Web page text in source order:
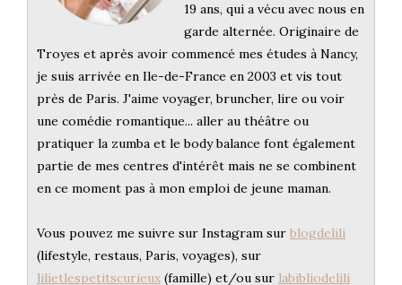
19 ans, qui a vécu avec nous en
garde alternée. Originaire de
Troyes et après avoir commencé mes études à Nancy,
je suis arrivée en Ile-de-France en 2003 et vis tout
près de Paris. J'aime voyager, bruncher, lire ou voir
une comédie romantique... aller au théâtre ou
pratiquer la zumba et le body balance font également
partie de mes centres d'intérêt mais ne se combinent
en ce moment pas à mon emploi de jeune maman.
Vous pouvez me suivre sur Instagram sur blogdelili
(lifestyle, restaus, Paris, voyages), sur
lilietlespetitscurieux (famille) et/ou sur labibliodelili